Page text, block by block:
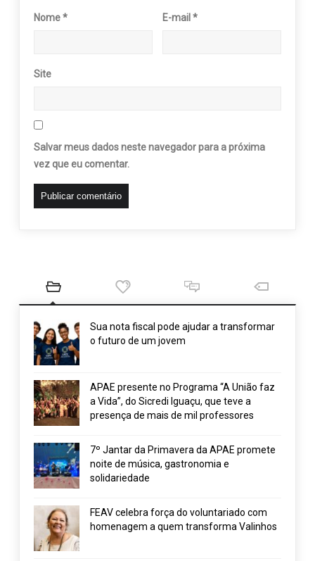
Nome* E-mail*
Site
Salvar meus dados neste navegador para a próxima
vez que eu comentar.
Sua nota fiscal pode ajudar a transformar
o futuro de um jovem
APAE presente no Programa “A União faz
a Vida”, do Sicredi Iguaçu, que teve a
presença de mais de mil professores
7º Jantar da Primavera da APAE promete
noite de música, gastronomia e
solidariedade
FEAV celebra força do voluntariado com
homenagem a quem transforma Valinhos